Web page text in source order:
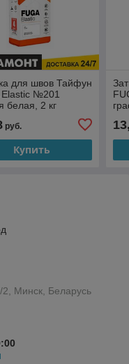
для швов Тайфун
Elastic №201
белая, 2 кг
руб.
Купить
Минск, Беларусь